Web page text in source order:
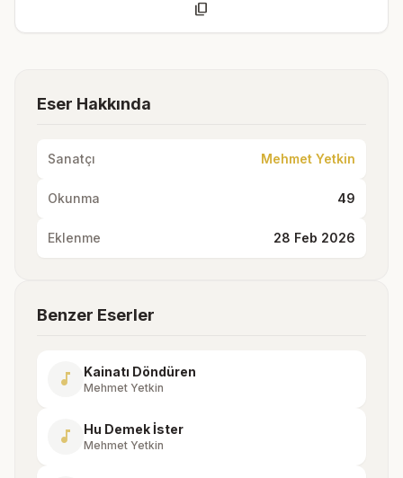
content_copy
Eser Hakkında
Sanatçı Mehmet Yetkin
Okunma 49
Eklenme 28 Feb 2026
Benzer Eserler
music_note Kainatı Döndüren
Mehmet Yetkin
music_note Hu Demek İster
Mehmet Yetkin